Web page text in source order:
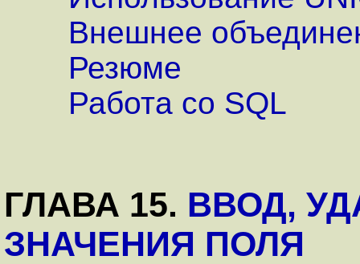
Внешнее
Резюме
Работа со SQL
ГЛАВА 15. ВВОД,
ЗНАЧЕНИЯ ПОЛЯ